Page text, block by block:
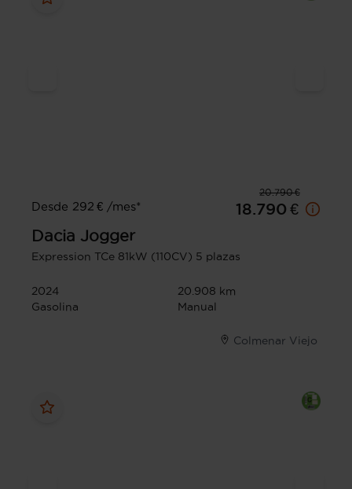
20.790 €
Desde 292 € /mes*
18.790 €
Dacia Jogger
Expression TCe 81kW (110CV) 5 plazas
2024
20.908 km
Gasolina
Manual
Colmenar Viejo